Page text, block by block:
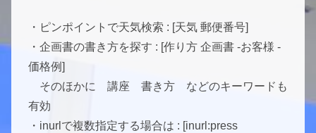
・ピンポイントで天気検索 : [天気 郵便番号]
・企画書の書き方を探す : [作り方 企画書 -お客様 -
価格例]
そのほかに 講座 書き方 などのキーワードも
有効
・inurlで複数指定する場合は : [inurl:press